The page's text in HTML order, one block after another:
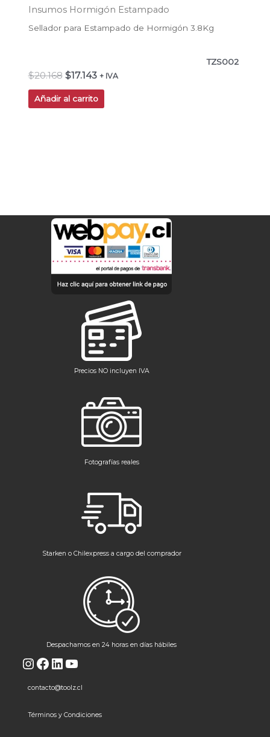
Insumos Hormigón Estampado
Sellador para Estampado de Hormigón 3.8Kg
TZS002
$20.168 $17.143 + IVA
Añadir al carrito
Precios NO incluyen IVA
Fotografías reales
Starken o Chilexpress a cargo del comprador
Despachamos en 24 horas en días hábiles
Instagram
Facebook
LinkedIn
YouTube
contacto@toolz.cl
Términos y Condiciones